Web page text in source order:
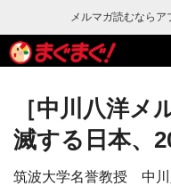
メルマガ読むならア
［中川八洋メ
滅する日本、
筑波大学名誉教授 中川